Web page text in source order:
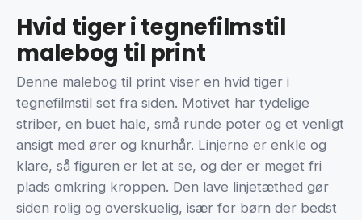
Hvid tiger i tegnefilmstil
malebog til print
Denne malebog til print viser en hvid tiger i
tegnefilmstil set fra siden. Motivet har tydelige
striber, en buet hale, små runde poter og et venligt
ansigt med ører og knurhår. Linjerne er enkle og
klare, så figuren er let at se, og der er meget fri
plads omkring kroppen. Den lave linjetæthed gør
siden rolig og overskuelig, især for børn der bedst